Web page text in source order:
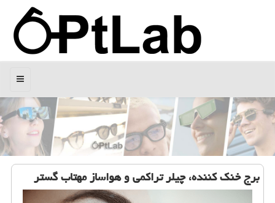
منو
برج خنك كننده، چیلر تراكمی و هواساز مهتاب گستر